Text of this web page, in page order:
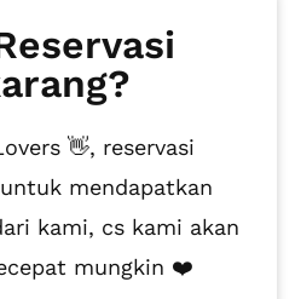
👋, reservasi
mendapatkan
kami, cs kami akan
mungkin ❤️